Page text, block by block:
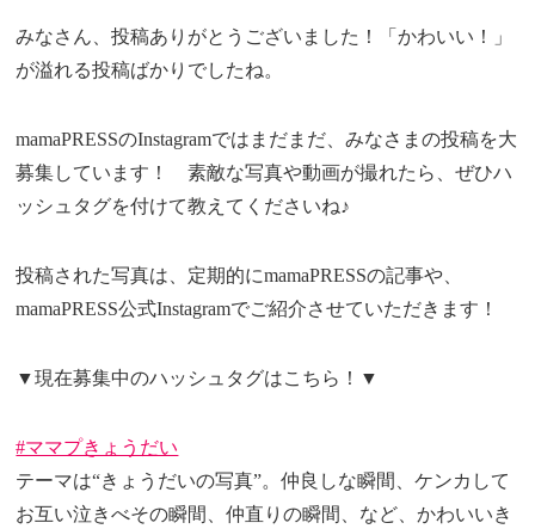
みなさん、投稿ありがとうございました！「かわいい！」
が溢れる投稿ばかりでしたね。
mamaPRESSのInstagramではまだまだ、みなさまの投稿を大
募集しています！ 素敵な写真や動画が撮れたら、ぜひハ
ッシュタグを付けて教えてくださいね♪
投稿された写真は、定期的にmamaPRESSの記事や、
mamaPRESS公式Instagramでご紹介させていただきます！
▼現在募集中のハッシュタグはこちら！▼
#ママプきょうだい
テーマは“きょうだいの写真”。仲良しな瞬間、ケンカして
お互い泣きべその瞬間、仲直りの瞬間、など、かわいいき